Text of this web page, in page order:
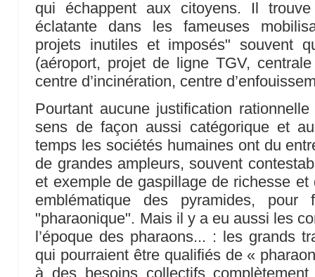
qui échappent aux citoyens. Il
éclatante dans les fameuses
projets inutiles et imposés" souvent
(aéroport, projet de ligne TGV,
centre d’incinération, centre
Pourtant aucune justification
sens de façon aussi catégorique et
temps les sociétés humaines ont du
de grandes ampleurs, souvent
et exemple de gaspillage de richesse et
emblématique des pyramides,
"pharaonique". Mais il y a eu aussi les
l’époque des pharaons... : les grands
qui pourraient être qualifiés de «
à des besoins collectifs